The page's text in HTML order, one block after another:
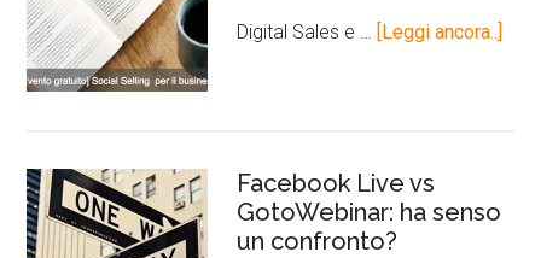
Digital Sales e … [Leggi ancora..]
Facebook Live vs
GotoWebinar: ha senso
un confronto?